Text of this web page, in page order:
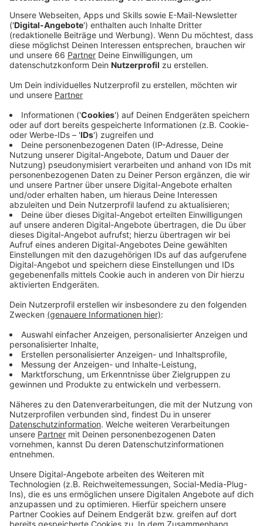
2024) testweise geänderte Öffnungszeiten an.
Veröffentlicht:Mittwoch, 29.05.2024 05:51
Anzeige
Entweder morgens, oder nachmittags kann man in den
kommenden drei Monate Termine im
Straßenverkehrsamt vereinbaren. Täglich sind die
Services nur 5 einhalb Stunden zu nutzen. Dafür soll
das Amt eine halbe Stunde früher öffnen, als bisher
und nachmittags statt einmal wöchentlich dann an
zwei Wochentagen bis 18 Uhr öffnen. Ob dieses
Konzept bei den Bürgerinnen und Bürgern ankommt,
soll in der Testphase herausgefunden werden. - Im
Dienstleitungszentrum am Hauptbahnhof sollen die
Besuchszeiten dienstags bis 18 Uhr verlängert
werden. Da es gerade ferienbedingt viele Termine
gebucht werden, bleibt es heute (29. Mai2024) bis 16
Uhr geöffnet, statt bis 13 Uhr.
Anzeige
Weitere Infos und Links zum Thema:
Anzeige
Düsseldorf: Neuen Wohnsitz können wir auch
digital anmelden
Hier kann man Termine für städtische
Angelegenheiten buchen
Bargeldloses Zahlen in drei Düsseldorfer
Bürgerbüros
Viel Arbeit für die Düsseldorfer Ämter